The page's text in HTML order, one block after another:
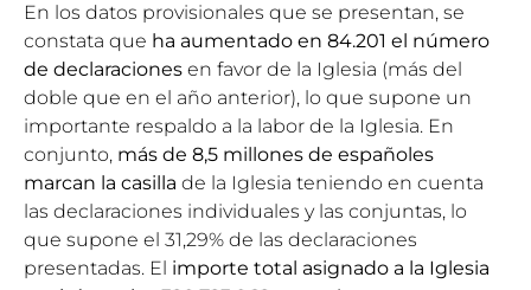
En los datos provisionales que se presentan, se
constata que ha aumentado en 84.201 el número
de declaraciones en favor de la Iglesia (más del
doble que en el año anterior), lo que supone un
importante respaldo a la labor de la Iglesia. En
conjunto, más de 8,5 millones de españoles
marcan la casilla de la Iglesia teniendo en cuenta
las declaraciones individuales y las conjuntas, lo
que supone el 31,29% de las declaraciones
presentadas. El importe total asignado a la Iglesia